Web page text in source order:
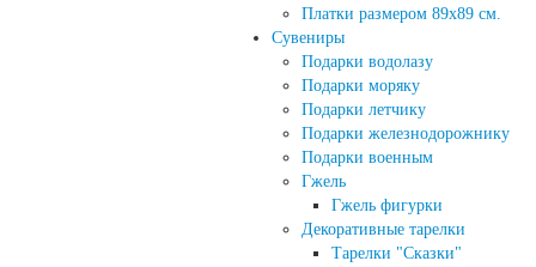
Платки размером 89х89 см.
Сувениры
Подарки водолазу
Подарки моряку
Подарки летчику
Подарки железнодорожнику
Подарки военным
Гжель
Гжель фигурки
Декоративные тарелки
Тарелки "Сказки"